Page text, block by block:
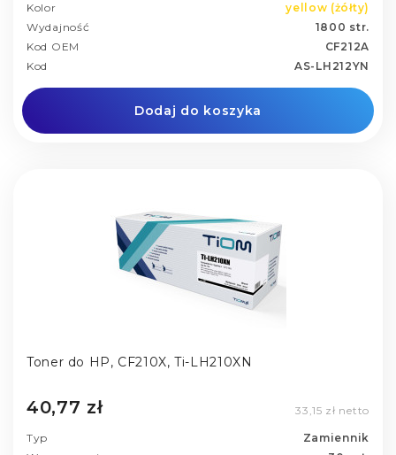
Kolor
yellow (żółty)
Wydajność
1800 str.
Kod OEM
CF212A
Kod
AS-LH212YN
Dodaj do koszyka
Toner do HP, CF210X, Ti-LH210XN
40,77 zł 33,15 zł netto
Typ
Zamiennik